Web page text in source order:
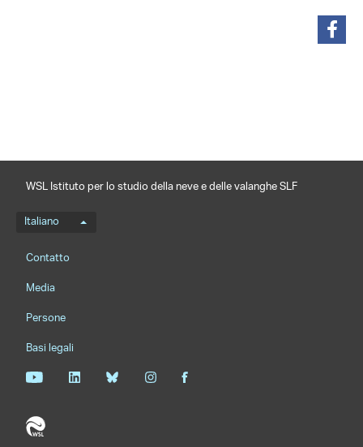
WSL Istituto per lo studio della neve e delle valanghe SLF
Menu della lingua
Italiano
Footernavigation
Contatto
Media
Persone
Basi legali